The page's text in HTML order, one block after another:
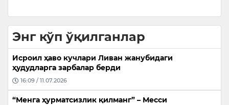
Энг кўп ўқилганлар
Исроил ҳаво кучлари Ливан жанубидаги
ҳудудларга зарбалар берди
16:09 / 11.07.2026
“Менга ҳурматсизлик қилманг” – Месси